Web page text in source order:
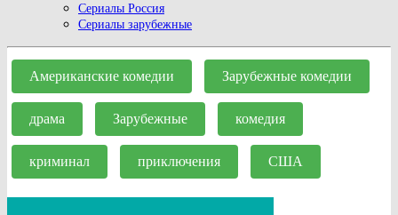
Сериалы Россия
Сериалы зарубежные
Close
Button
Американские комедии Зарубежные комедии
драма Зарубежные комедия
криминал приключения США